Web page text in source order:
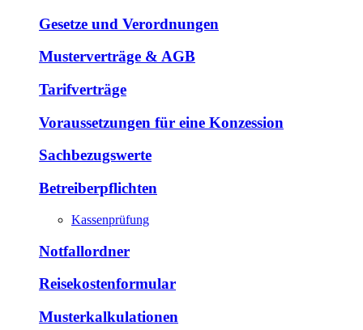
Gesetze und Verordnungen
Musterverträge & AGB
Tarifverträge
Voraussetzungen für eine Konzession
Sachbezugswerte
Betreiberpflichten
Kassenprüfung
Notfallordner
Reisekostenformular
Musterkalkulationen